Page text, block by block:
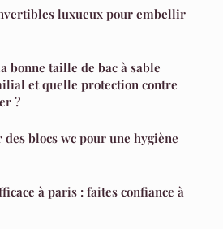
luxueux pour embellir
bonne taille de bac à sable
et quelle protection contre
?
des blocs wc pour une hygiène
à paris : faites confiance à